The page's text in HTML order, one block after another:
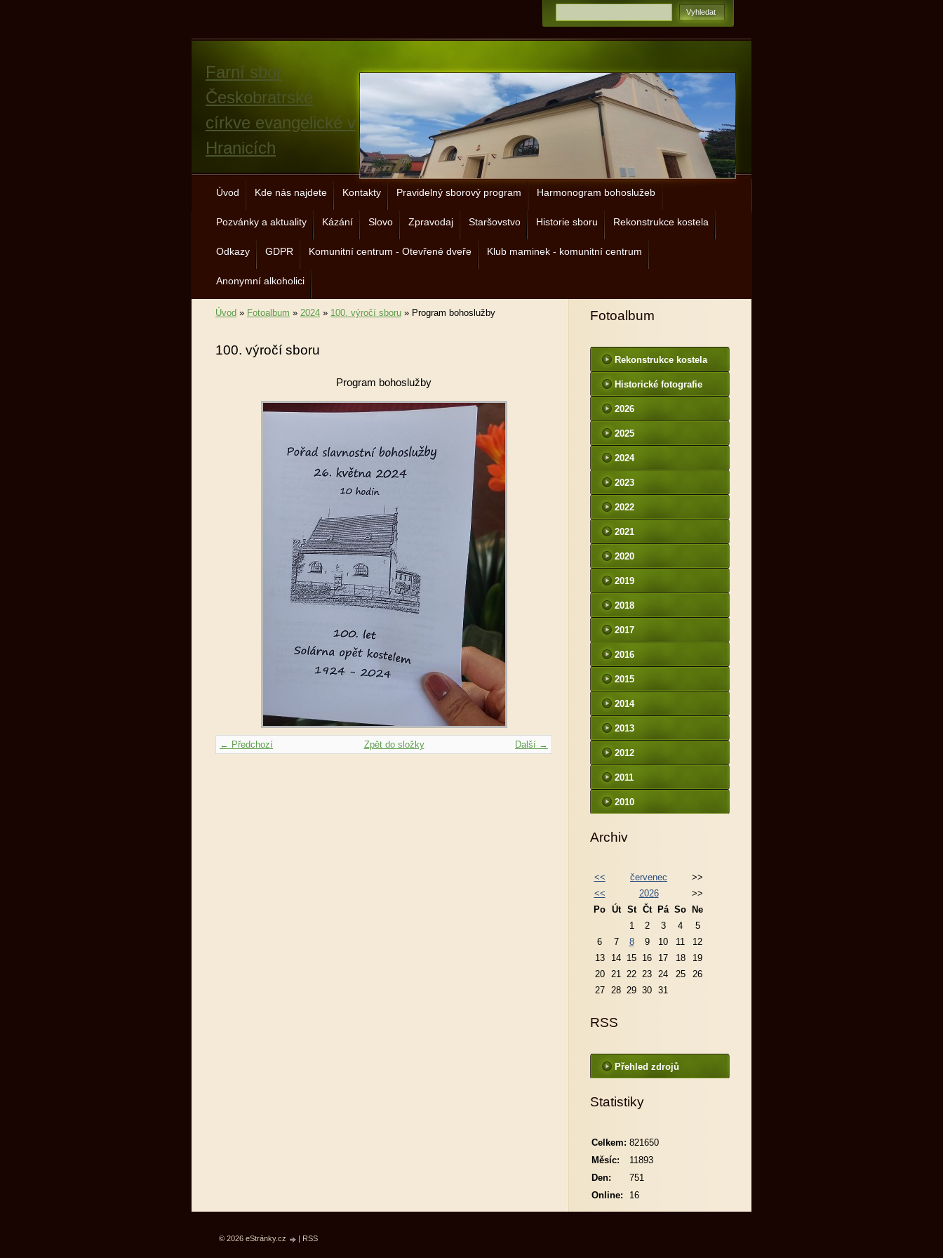
Farní sbor
Českobratrské
církve evangelické v
Hranicích
Úvod Kde nás najdete Kontakty Pravidelný sborový program Harmonogram bohoslužeb
Pozvánky a aktuality Kázání Slovo Zpravodaj Staršovstvo Historie sboru Rekonstrukce kostela
Odkazy GDPR Komunitní centrum - Otevřené dveře Klub maminek - komunitní centrum
Anonymní alkoholici
Úvod » Fotoalbum » 2024 » 100. výročí sboru » Program bohoslužby
100. výročí sboru
Program bohoslužby
← Předchozí Další →
Zpět do složky
Fotoalbum
Rekonstrukce kostela
Historické fotografie
2026
2025
2024
2023
2022
2021
2020
2019
2018
2017
2016
2015
2014
2013
2012
2011
2010
Archiv
<< červenec
>>
<<
2026
>>
Po Út St Čt Pá So
Ne
1
2 3 4
5
6
7 8 9 10 11
12
13
14 15 16 17 18
19
20
21 22 23 24 25
26
27
28 29 30 31
RSS
Přehled zdrojů
Statistiky
Online: 16
Celkem: 821650
Měsíc:
11893
Den:
751
© 2026 eStránky.cz | RSS